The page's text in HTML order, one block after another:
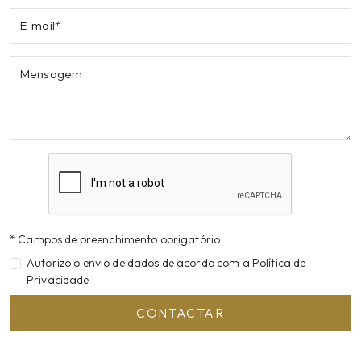
E-mail*
Mensagem
* Campos de preenchimento obrigatório
Autorizo o envio de dados de acordo com a Política de
Privacidade
CONTACTAR